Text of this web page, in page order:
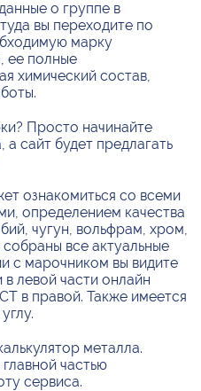
о группе в
вы переходите по
марку
ее полные
химический состав,
Просто начинайте
а сайт будет предлагать
ознакомиться со всеми
определением качества
чугун, вольфрам, хром,
все актуальные
с марочником вы видите
левой части онлайн
в правой. Также имеется
металла.
частью
сервиса.